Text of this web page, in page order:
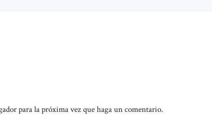
para la próxima vez que haga un comentario.